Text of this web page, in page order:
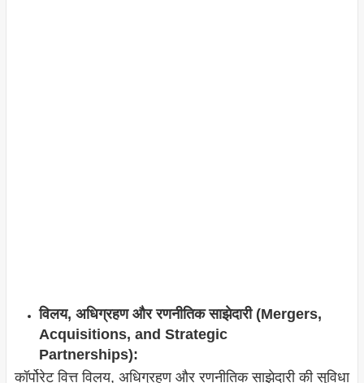
विलय, अधिग्रहण और रणनीतिक साझेदारी (Mergers,
Acquisitions, and Strategic
Partnerships):
कॉर्पोरेट वित्त विलय, अधिग्रहण और रणनीतिक साझेदारी की सुविधा